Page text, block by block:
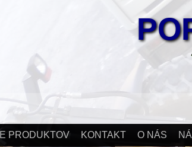
PRODUKTOV KONTAKT O NÁS